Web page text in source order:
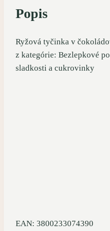
Popis
Ryžová tyčinka v
z kategórie: Bezlepkové
sladkosti a cukrovinky
EAN: 3800233074390